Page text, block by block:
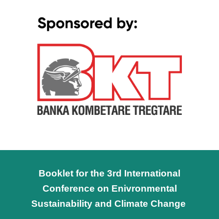
Booklet for the 3rd International
Conference on Enivronmental
Sustainability and Climate Change